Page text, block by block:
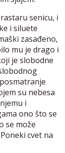
senicu, i
i siluete
zasađeno,
mu je drago i
je slobodne
su nebesa
i
ono što se
se može
cvet na